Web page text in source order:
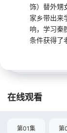
饰）替外甥
家乡带出来
响，学习秦
条件获得了
在线观看
第01集 第